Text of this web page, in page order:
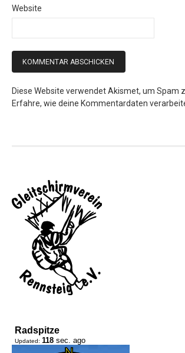
Website
Diese Website verwendet Akismet, um Spam
Erfahre, wie deine Kommentardaten